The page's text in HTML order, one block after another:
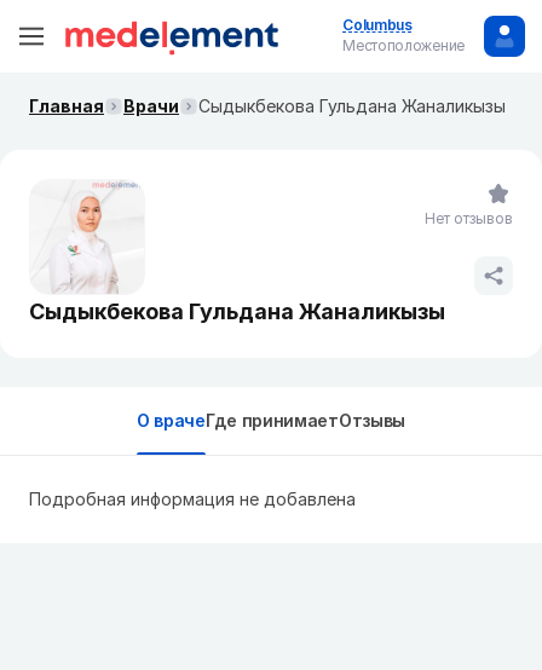
Columbus
Местоположение
Главная Врачи Сыдыкбекова Гульдана Жаналикызы
Сыдыкбекова Гульдана Жаналикызы
Нет отзывов
О врачеГде принимаетОтзывы
Подробная информация не добавлена